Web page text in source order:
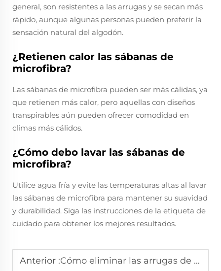
general, son resistentes a las arrugas y se secan más
rápido, aunque algunas personas pueden preferir la
sensación natural del algodón.
¿Retienen calor las sábanas de
microfibra?
Las sábanas de microfibra pueden ser más cálidas, ya
que retienen más calor, pero aquellas con diseños
transpirables aún pueden ofrecer comodidad en
climas más cálidos.
¿Cómo debo lavar las sábanas de
microfibra?
Utilice agua fría y evite las temperaturas altas al lavar
las sábanas de microfibra para mantener su suavidad
y durabilidad. Siga las instrucciones de la etiqueta de
cuidado para obtener los mejores resultados.
Anterior :Cómo eliminar las arrugas de las sábanas de microfibra rápidamente